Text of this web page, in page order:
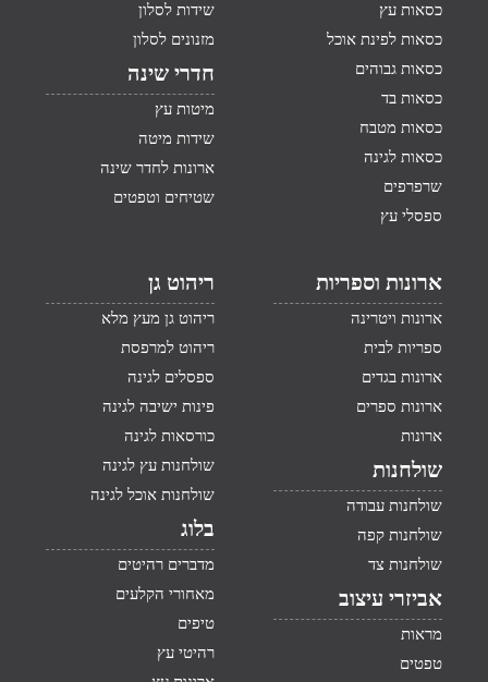
כסאות עץ
כסאות לפינת אוכל
כסאות גבוהים
כסאות בד
כסאות מטבח
כסאות לגינה
שרפרפים
ספסלי עץ
שידות לסלון
מזנונים לסלון
חדרי שינה
מיטות עץ
שידות מיטה
ארונות לחדר שינה
שטיחים וטפטים
ארונות וספריות
ארונות ויטרינה
ספריות לבית
ארונות בגדים
ארונות ספרים
ארונות
שולחנות
שולחנות עבודה
שולחנות קפה
שולחנות צד
אביזרי עיצוב
מראות
טפטים
ריהוט גן
ריהוט גן מעץ מלא
ריהוט למרפסת
ספסלים לגינה
פינות ישיבה לגינה
כורסאות לגינה
שולחנות עץ לגינה
שולחנות אוכל לגינה
בלוג
מדברים רהיטים
מאחורי הקלעים
טיפים
רהיטי עץ